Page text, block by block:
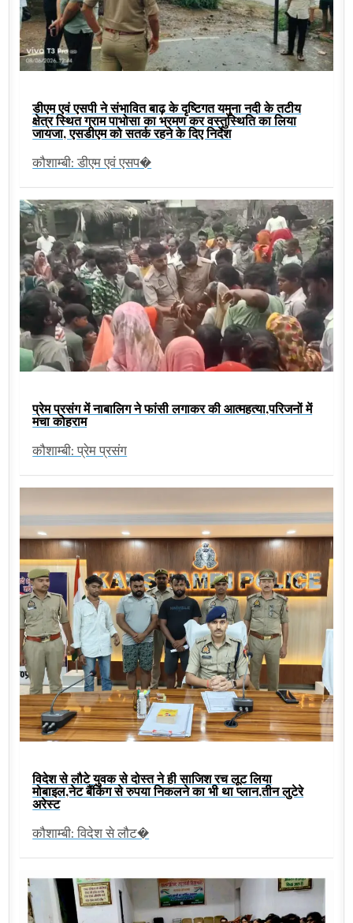
डीएम एवं एसपी ने संभावित बाढ़ के दृष्टिगत यमुना नदी के तटीय
क्षेत्र स्थित ग्राम पाभोसा का भ्रमण कर वस्तुस्थिति का लिया
जायजा, एसडीएम को सतर्क रहने के दिए निर्देश
कौशाम्बी: डीएम एवं एसप�
प्रेम प्रसंग में नाबालिग ने फांसी लगाकर की आत्महत्या,परिजनों में
मचा कोहराम
कौशाम्बी: प्रेम प्रसंग
विदेश से लौटे युवक से दोस्त ने ही साजिश रच लूट लिया
मोबाइल,नेट बैंकिंग से रुपया निकलने का भी था प्लान,तीन लुटेरे
अरेस्ट
कौशाम्बी: विदेश से लौट�